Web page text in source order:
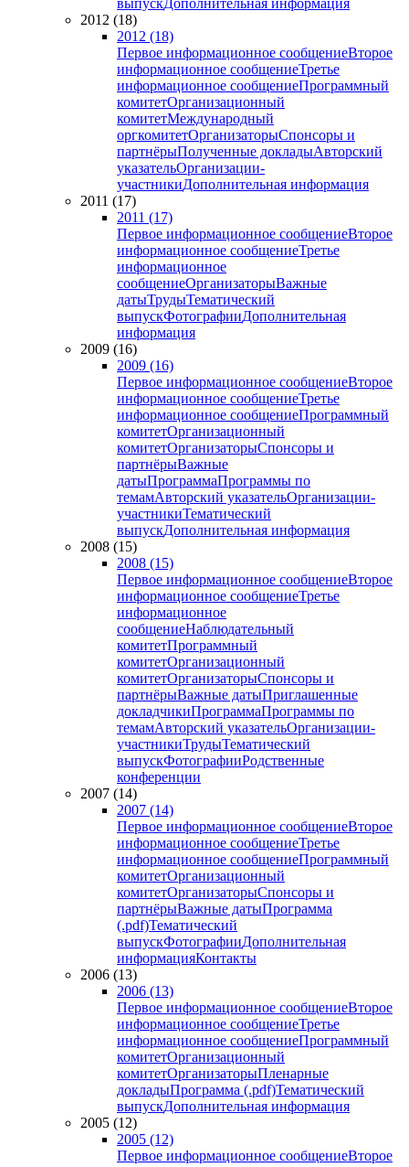
выпускДополнительная информация
2012 (18)
2012 (18)
Первое информационное сообщениеВторое
информационное сообщениеТретье
информационное сообщениеПрограммный
комитетОрганизационный
комитетМеждународный
оргкомитетОрганизаторыСпонсоры и
партнёрыПолученные докладыАвторский
указательОрганизации-
участникиДополнительная информация
2011 (17)
2011 (17)
Первое информационное сообщениеВторое
информационное сообщениеТретье
информационное
сообщениеОрганизаторыВажные
датыТрудыТематический
выпускФотографииДополнительная
информация
2009 (16)
2009 (16)
Первое информационное сообщениеВторое
информационное сообщениеТретье
информационное сообщениеПрограммный
комитетОрганизационный
комитетОрганизаторыСпонсоры и
партнёрыВажные
датыПрограммаПрограммы по
темамАвторский указательОрганизации-
участникиТематический
выпускДополнительная информация
2008 (15)
2008 (15)
Первое информационное сообщениеВторое
информационное сообщениеТретье
информационное
сообщениеНаблюдательный
комитетПрограммный
комитетОрганизационный
комитетОрганизаторыСпонсоры и
партнёрыВажные датыПриглашенные
докладчикиПрограммаПрограммы по
темамАвторский указательОрганизации-
участникиТрудыТематический
выпускФотографииРодственные
конференции
2007 (14)
2007 (14)
Первое информационное сообщениеВторое
информационное сообщениеТретье
информационное сообщениеПрограммный
комитетОрганизационный
комитетОрганизаторыСпонсоры и
партнёрыВажные датыПрограмма
(.pdf)Тематический
выпускФотографииДополнительная
информацияКонтакты
2006 (13)
2006 (13)
Первое информационное сообщениеВторое
информационное сообщениеТретье
информационное сообщениеПрограммный
комитетОрганизационный
комитетОрганизаторыПленарные
докладыПрограмма (.pdf)Тематический
выпускДополнительная информация
2005 (12)
2005 (12)
Первое информационное сообщениеВторое